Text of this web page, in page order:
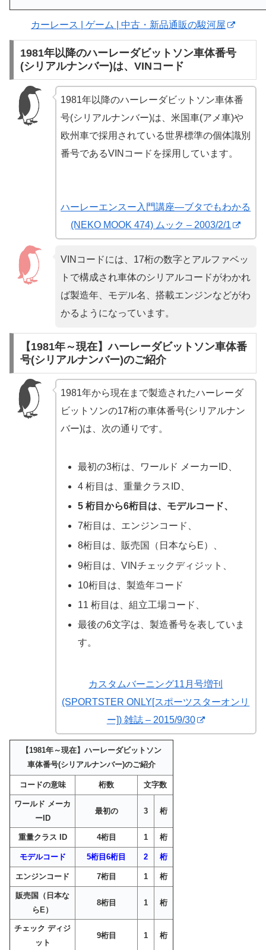
カーレース | ゲーム | 中古・新品通販の駿河屋
1981年以降のハーレーダビットソン車体番号
(シリアルナンバー)は、VINコード
1981年以降のハーレーダビットソン車体番
号(シリアルナンバー)は、米国車(アメ車)や
欧州車で採用されている世界標準の個体識別
番号であるVINコードを採用しています。
ハーレーエンスー入門講座―ブタでもわかる
(NEKO MOOK 474) ムック – 2003/2/1
VINコードには、17桁の数字とアルファベッ
トで構成され車体のシリアルコードがわかれ
ば製造年、モデル名、搭載エンジンなどがわ
かるようになっています。
【1981年～現在】ハーレーダビットソン車体番
号(シリアルナンバー)のご紹介
1981年から現在まで製造されたハーレーダ
ビットソンの17桁の車体番号(シリアルナン
バー)は、次の通りです。
最初の3桁は、ワールド メーカーID、
4 桁目は、重量クラスID、
5 桁目から6桁目は、モデルコード、
7桁目は、エンジンコード、
8桁目は、販売国（日本ならE）、
9桁目は、VINチェックディジット、
10桁目は、製造年コード
11 桁目は、組立工場コード、
最後の6文字は、製造番号を表していま
す。
カスタムバーニング11月号増刊
(SPORTSTER ONLY[スポーツスターオンリ
ー]) 雑誌 – 2015/9/30
【1981年～現在】ハーレーダビットソン
車体番号(シリアルナンバー)のご紹介
コードの意味 桁数 文字数
ワールド メーカ
ーID
最初の 3 桁
重量クラス ID 4桁目 1 桁
モデルコード 5桁目6桁目 2 桁
エンジンコード 7桁目 1 桁
販売国（日本な
らE）
8桁目 1 桁
チェック ディジ
ット
9桁目 1 桁